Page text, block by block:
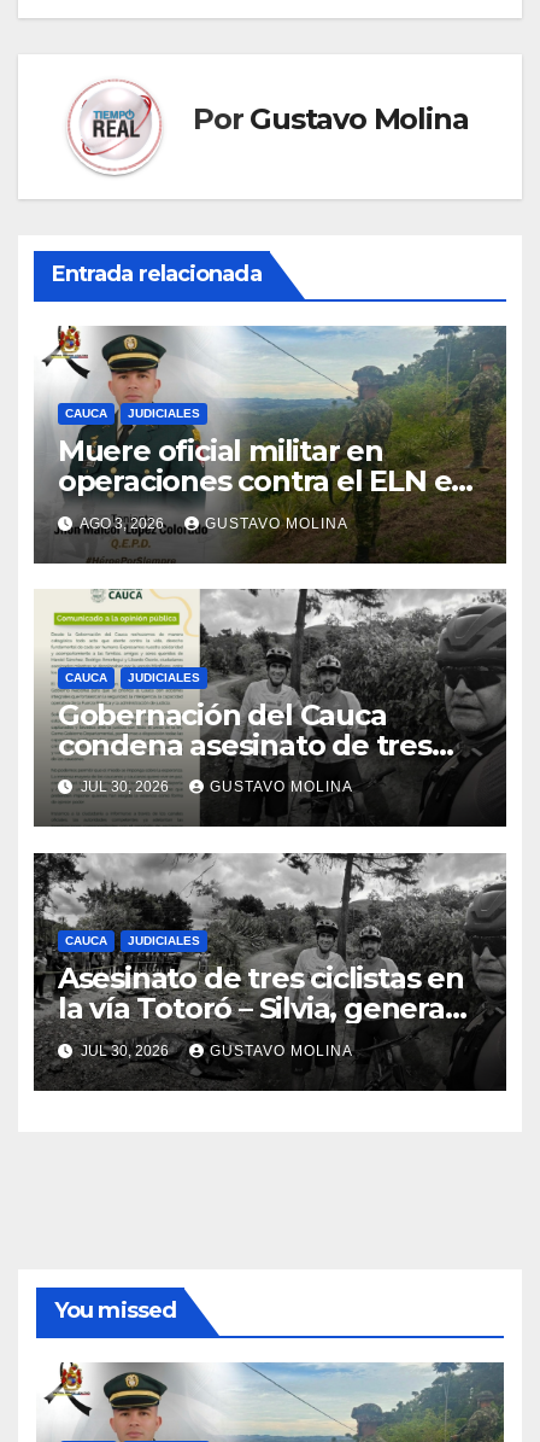
Por Gustavo Molina
Entrada relacionada
CAUCA JUDICIALES
Muere oficial militar en
operaciones contra el ELN en
el sur del Cauca
AGO 3, 2026 GUSTAVO MOLINA
CAUCA JUDICIALES
Gobernación del Cauca
condena asesinato de tres
ciudadanos y exige medidas
urgentes al Gobierno
Nacional
JUL 30, 2026 GUSTAVO MOLINA
CAUCA JUDICIALES
Asesinato de tres ciclistas en
la vía Totoró – Silvia, genera
consternación en el Cauca
JUL 30, 2026 GUSTAVO MOLINA
You missed